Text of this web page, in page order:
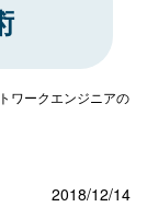
ワークエンジニアの
2018/12/14